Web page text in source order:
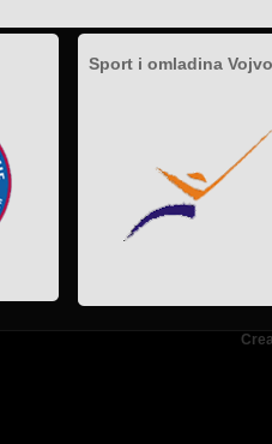
Sport i omladina